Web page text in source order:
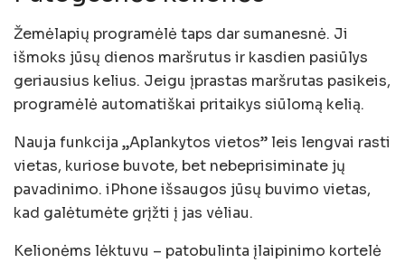
Žemėlapių programėlė taps dar sumanesnė. Ji
išmoks jūsų dienos maršrutus ir kasdien pasiūlys
geriausius kelius. Jeigu įprastas maršrutas pasikeis,
programėlė automatiškai pritaikys siūlomą kelią.
Nauja funkcija „Aplankytos vietos” leis lengvai rasti
vietas, kuriose buvote, bet nebeprisiminate jų
pavadinimo. iPhone išsaugos jūsų buvimo vietas,
kad galėtumėte grįžti į jas vėliau.
Kelionėms lėktuvu – patobulinta įlaipinimo kortelė